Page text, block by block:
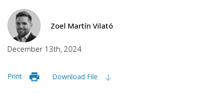
Zoel Martín Vilató
December 13th, 2024
Print Download File